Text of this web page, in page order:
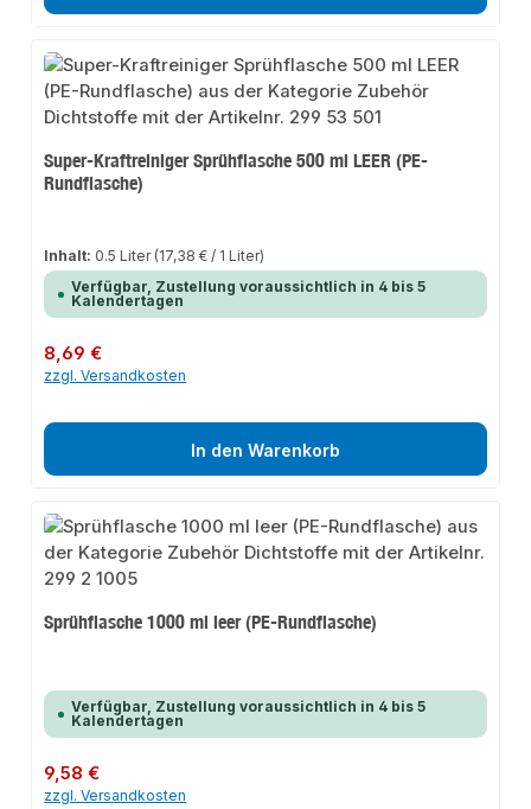
Super-Kraftreiniger Sprühflasche 500 ml LEER (PE-
Rundflasche)
Inhalt: 0.5 Liter (17,38 € / 1 Liter)
Verfügbar, Zustellung voraussichtlich in 4 bis 5
Kalendertagen
Regulärer Preis:
8,69 €
zzgl. Versandkosten
In den Warenkorb
Sprühflasche 1000 ml leer (PE-Rundflasche)
Verfügbar, Zustellung voraussichtlich in 4 bis 5
Kalendertagen
Regulärer Preis:
9,58 €
zzgl. Versandkosten